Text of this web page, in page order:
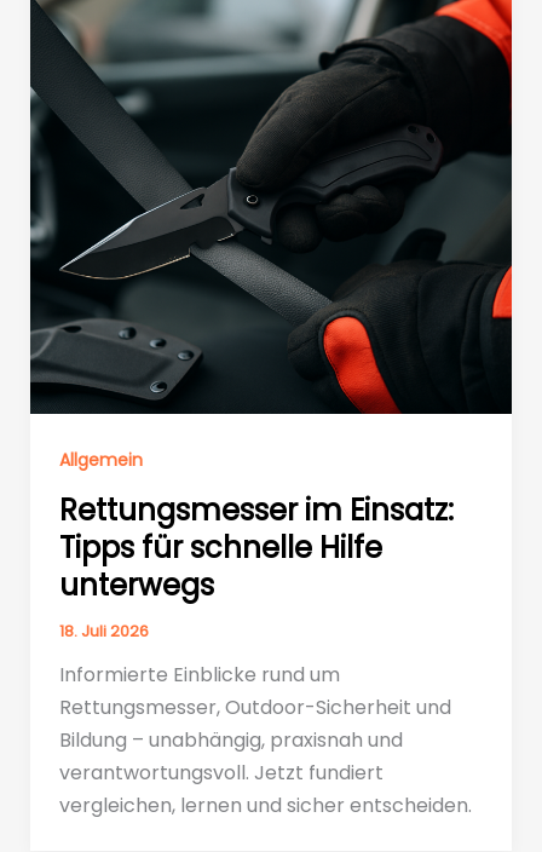
Allgemein
Rettungsmesser im Einsatz:
Tipps für schnelle Hilfe
unterwegs
18. Juli 2026
Informierte Einblicke rund um
Rettungsmesser, Outdoor-Sicherheit und
Bildung – unabhängig, praxisnah und
verantwortungsvoll. Jetzt fundiert
vergleichen, lernen und sicher entscheiden.